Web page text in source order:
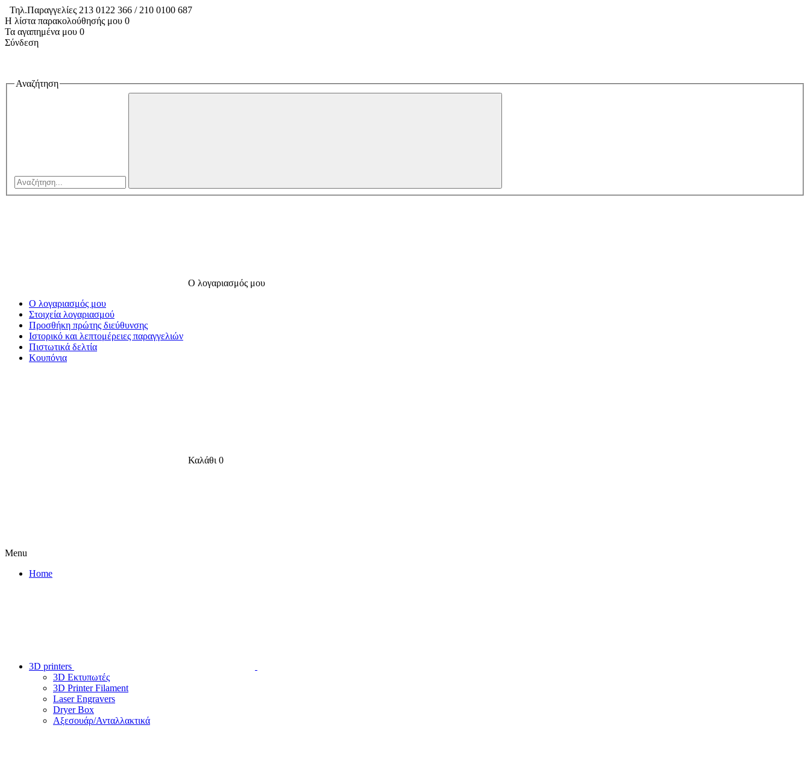
Τηλ.Παραγγελίες 213 0122 366 / 210 0100 687
Η λίστα παρακολούθησής μου 0
Τα αγαπημένα μου 0
Σύνδεση
Αναζήτηση
Ο λογαριασμός μου
Ο λογαριασμός μου
Στοιχεία λογαριασμού
Προσθήκη πρώτης διεύθυνσης
Ιστορικό και λεπτομέρειες παραγγελιών
Πιστωτικά δελτία
Κουπόνια
Καλάθι 0
Menu
Home
3D printers
3D Εκτυπωτές
3D Printer Filament
Laser Engravers
Dryer Box
Αξεσουάρ/Ανταλλακτικά